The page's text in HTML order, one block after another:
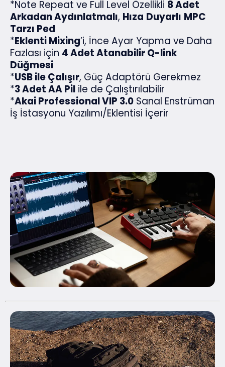
*Note Repeat ve Full Level Özellikli 8 Adet
Arkadan Aydınlatmalı, Hıza Duyarlı MPC
Tarzı Ped
*Eklenti Mixing’i, İnce Ayar Yapma ve Daha
Fazlası için 4 Adet Atanabilir Q-link
Düğmesi
*USB ile Çalışır, Güç Adaptörü Gerekmez
*3 Adet AA Pil ile de Çalıştırılabilir
*Akai Professional VIP 3.0 Sanal Enstrüman
İş İstasyonu Yazılımı/Eklentisi İçerir